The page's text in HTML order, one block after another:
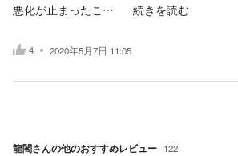
悪化が止まったこ…
続きを読む
4 2020年5月7日 11:05
龍閣さんの他のおすすめレビュー 122